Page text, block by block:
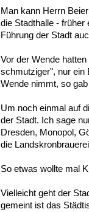
Man kann Herrn
die Stadthalle -
Führung der Stadt
Vor der Wende
schmutziger", nur ein
Wende nimmt, so
Um noch einmal auf
der Stadt. Ich sage
Dresden, Monopol,
die
So etwas wollte mal
Vielleicht geht der
gemeint ist das